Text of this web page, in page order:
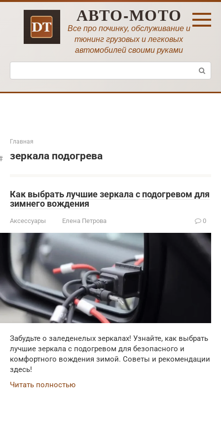
Перейти
АВТО-МОТО
Все про починку, обслуживание и
тюнинг грузовых и легковых
автомобилей своими руками
Поиск:
Главная
зеркала подогрева
Как выбрать лучшие зеркала с подогревом для
зимнего вождения
Аксессуары Елена Петрова 0
Забудьте о заледенелых зеркалах! Узнайте, как выбрать
лучшие зеркала с подогревом для безопасного и
комфортного вождения зимой. Советы и рекомендации
здесь!
Читать полностью